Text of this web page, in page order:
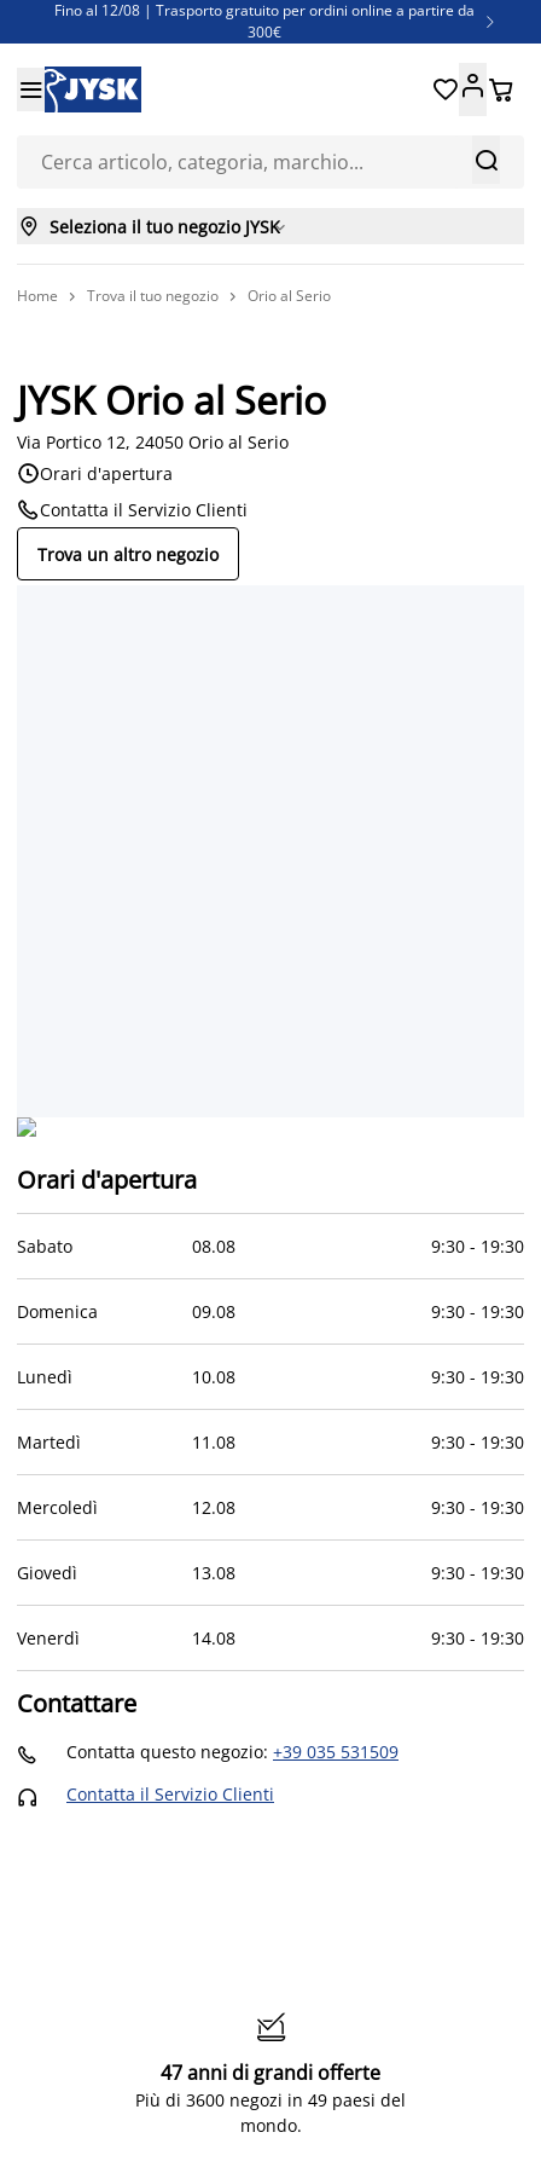
Fino al 12/08 | Trasporto gratuito per ordini online a partire da
300€

Super offerte d'estate | Oltre 1.500 articoli fino al 70%
Finanziamenti - Scegli il piano di rimborso più adatto a te


 
 Seleziona il tuo negozio JYSK
Home  Trova il tuo negozio  Orio al Serio
JYSK Orio al Serio
Via Portico 12, 24050 Orio al Serio
Orari d'apertura
Contatta il Servizio Clienti
Trova un altro negozio
Orari d'apertura
Sabato 08.08 9:30- 19:30
Domenica 09.08 9:30- 19:30
Lunedì 10.08 9:30- 19:30
Martedì 11 .08 9:30- 19:30
Mercoledì 12.08 9:30- 19:30
Giovedì 13.08 9:30- 19:30
Venerdì 14.08 9:30- 19:30
Contattare
 Contatta questo negozio: +39 035 531509
 Contatta il Servizio Clienti

47 anni di grandi offerte
Più di 3600 negozi in 49 paesi del
mondo.